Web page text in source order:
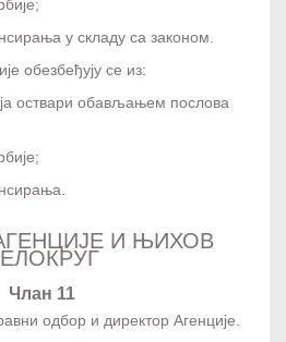
у складу са законом.
обезбеђују се из:
оствари обављањем послова
И ЊИХОВ
Члан 11
одбор и директор Агенције.